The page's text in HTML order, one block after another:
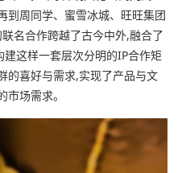
到周同学、蜜雪冰城、旺旺集团
名合作跨越了古今中外,融合了
这样一套层次分明的IP合作矩
的喜好与需求,实现了产品与文
场需求。